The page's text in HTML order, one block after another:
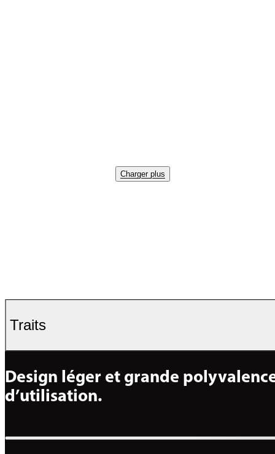
Charger plus
Traits
Design léger et grande
d’utilisation.